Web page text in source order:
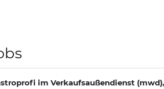
im Verkaufsaußendienst